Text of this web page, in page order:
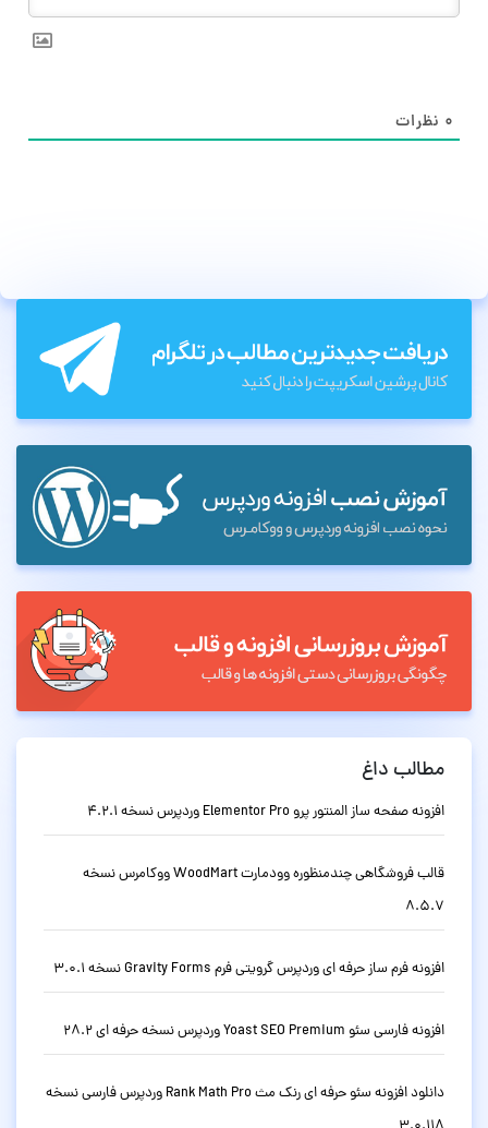
۰ نظرات
مطالب داغ
افزونه صفحه ساز المنتور پرو Elementor Pro وردپرس نسخه 4.2.1
قالب فروشگاهی چندمنظوره وودمارت WoodMart ووکامرس نسخه
8.5.7
افزونه فرم ساز حرفه ای وردپرس گرویتی فرم Gravity Forms نسخه 3.0.1
افزونه فارسی سئو Yoast SEO Premium وردپرس نسخه حرفه ای 28.2
دانلود افزونه سئو حرفه ای رنک مث Rank Math Pro وردپرس فارسی نسخه